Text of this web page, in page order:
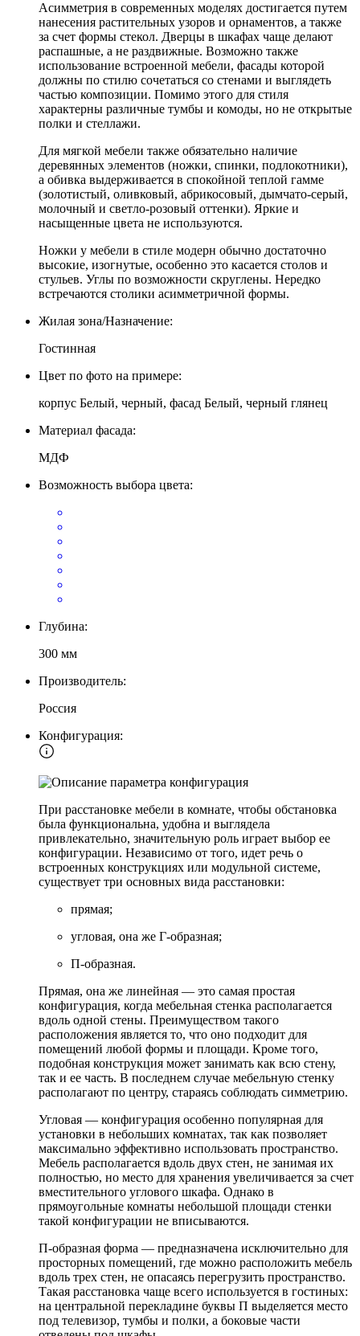
Асимметрия в современных моделях достигается путем
нанесения растительных узоров и орнаментов, а также
за счет формы стекол. Дверцы в шкафах чаще делают
распашные, а не раздвижные. Возможно также
использование встроенной мебели, фасады которой
должны по стилю сочетаться со стенами и выглядеть
частью композиции. Помимо этого для стиля
характерны различные тумбы и комоды, но не открытые
полки и стеллажи.
Для мягкой мебели также обязательно наличие
деревянных элементов (ножки, спинки, подлокотники),
а обивка выдерживается в спокойной теплой гамме
(золотистый, оливковый, абрикосовый, дымчато-серый,
молочный и светло-розовый оттенки). Яркие и
насыщенные цвета не используются.
Ножки у мебели в стиле модерн обычно достаточно
высокие, изогнутые, особенно это касается столов и
стульев. Углы по возможности скруглены. Нередко
встречаются столики асимметричной формы.
Жилая зона/Назначение:
Гостинная
Цвет по фото на примере:
корпус Белый, черный, фасад Белый, черный глянец
Материал фасада:
МДФ
Возможность выбора цвета:
Глубина:
300 мм
Производитель:
Россия
Конфигурация:
При расстановке мебели в комнате, чтобы обстановка
была функциональна, удобна и выглядела
привлекательно, значительную роль играет выбор ее
конфигурации. Независимо от того, идет речь о
встроенных конструкциях или модульной системе,
существует три основных вида расстановки:
прямая;
угловая, она же Г-образная;
П-образная.
Прямая, она же линейная — это самая простая
конфигурация, когда мебельная стенка располагается
вдоль одной стены. Преимуществом такого
расположения является то, что оно подходит для
помещений любой формы и площади. Кроме того,
подобная конструкция может занимать как всю стену,
так и ее часть. В последнем случае мебельную стенку
располагают по центру, стараясь соблюдать симметрию.
Угловая — конфигурация особенно популярная для
установки в небольших комнатах, так как позволяет
максимально эффективно использовать пространство.
Мебель располагается вдоль двух стен, не занимая их
полностью, но место для хранения увеличивается за счет
вместительного углового шкафа. Однако в
прямоугольные комнаты небольшой площади стенки
такой конфигурации не вписываются.
П-образная форма — предназначена исключительно для
просторных помещений, где можно расположить мебель
вдоль трех стен, не опасаясь перегрузить пространство.
Такая расстановка чаще всего используется в гостиных:
на центральной перекладине буквы П выделяется место
под телевизор, тумбы и полки, а боковые части